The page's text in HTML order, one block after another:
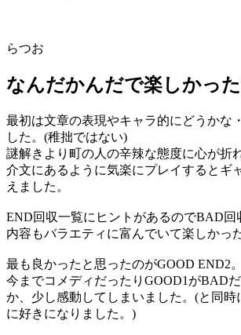
らつお
なんだかんだで楽しかっ
最初は文章の表現やキャラ的にどうかな
した。(稚拙ではない)
謎解きより町の人の辛辣な態度に心が折
介文にあるように気楽にプレイするとギ
えました。
END回収一覧にヒントがあるのでBAD回
内容もバラエティに富んでいて楽しかっ
最も良かったと思ったのがGOOD END2。
今までコメディだったりGOOD1がBAD
か、少し感動してしまいました。(と同時
に好きになりました。)